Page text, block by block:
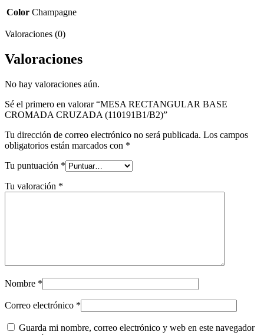
Color Champagne
Valoraciones (0)
Valoraciones
No hay valoraciones aún.
Sé el primero en valorar “MESA RECTANGULAR BASE
CROMADA CRUZADA (110191B1/B2)”
Tu dirección de correo electrónico no será publicada. Los campos
obligatorios están marcados con *
Tu puntuación *
Tu valoración *
Nombre *
Correo electrónico *
Guarda mi nombre, correo electrónico y web en este navegador